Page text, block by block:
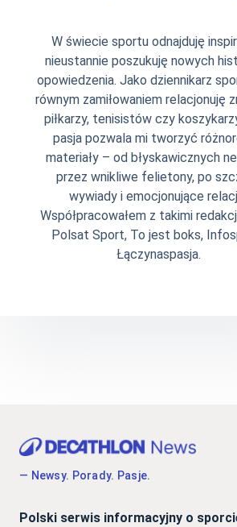
W świecie sportu odnajduję
nieustannie poszukuję nowych
opowiedzenia. Jako dziennikarz
równym zamiłowaniem relacjonuję
piłkarzy, tenisistów czy
pasja pozwala mi tworzyć
materiały – od błyskawicznych
przez wnikliwe felietony, po
wywiady i emocjonujące
Współpracowałem z takimi
Polsat Sport, To jest boks,
Łączynaspasja.
— Newsy. Porady. Pasje.
Polski serwis informacyjny o